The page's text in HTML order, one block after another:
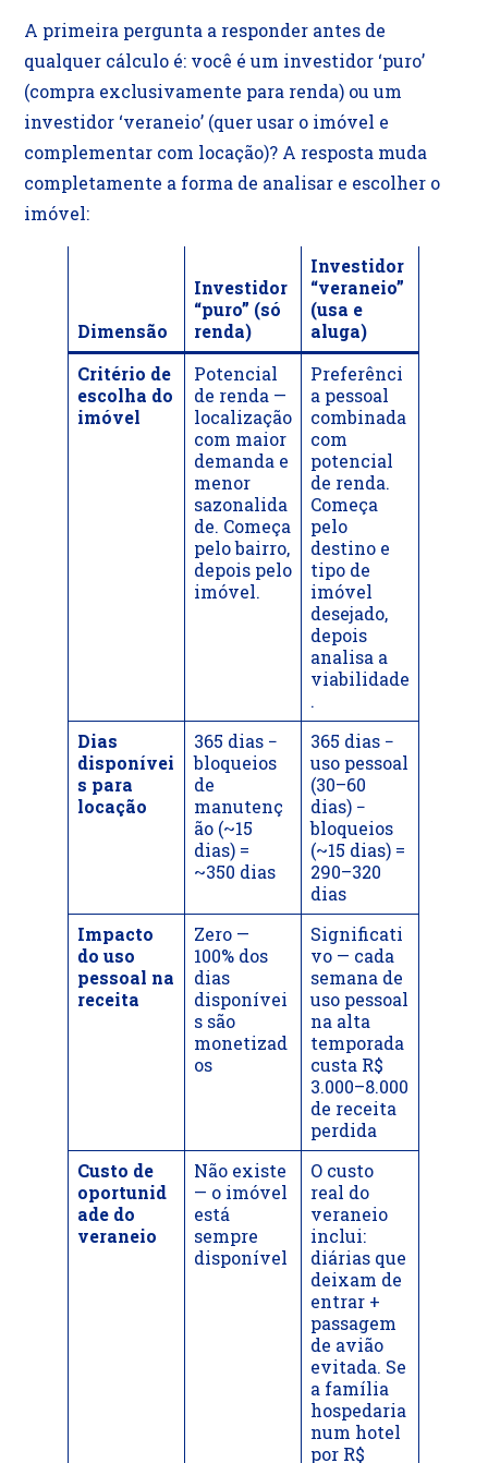
A primeira pergunta a responder antes de
qualquer cálculo é: você é um investidor ‘puro’
(compra exclusivamente para renda) ou um
investidor ‘veraneio’ (quer usar o imóvel e
complementar com locação)? A resposta muda
completamente a forma de analisar e escolher o
imóvel:
Dimensão
Investidor
“puro” (só
renda)
Investidor
“veraneio”
(usa e
aluga)
Critério de
escolha do
imóvel
Potencial
de renda —
localização
com maior
demanda e
menor
sazonalida
de. Começa
pelo bairro,
depois pelo
imóvel.
Preferênci
a pessoal
combinada
com
potencial
de renda.
Começa
pelo
destino e
tipo de
imóvel
desejado,
depois
analisa a
viabilidade
.
Dias
disponívei
s para
locação
365 dias −
bloqueios
de
manutenç
ão (~15
dias) =
~350 dias
365 dias −
uso pessoal
(30–60
dias) −
bloqueios
(~15 dias) =
290–320
dias
Impacto
do uso
pessoal na
receita
Zero —
100% dos
dias
disponívei
s são
monetizad
os
Significati
vo — cada
semana de
uso pessoal
na alta
temporada
custa R$
3.000–8.000
de receita
perdida
Custo de
oportunid
ade do
veraneio
Não existe
— o imóvel
está
sempre
disponível
O custo
real do
veraneio
inclui:
diárias que
deixam de
entrar +
passagem
de avião
evitada. Se
a família
hospedaria
num hotel
por R$